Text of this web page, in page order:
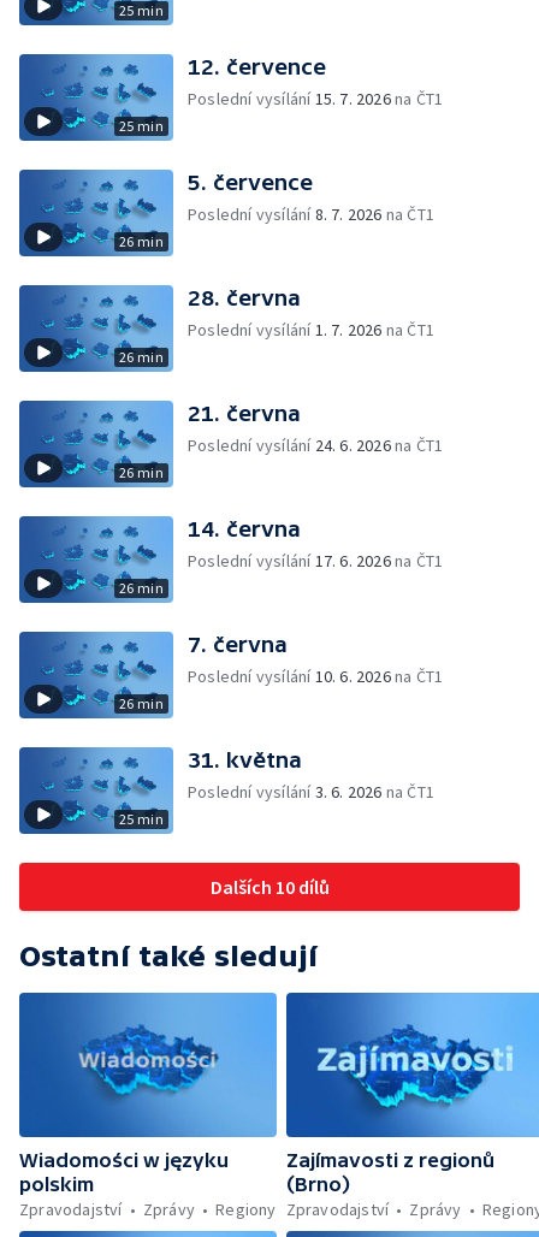
25 min
25 min
12. července
Poslední vysílání15. 7. 2026na ČT1
26 min
5. července
Poslední vysílání8. 7. 2026 na ČT1
26 min
28. června
Poslední vysílání1. 7. 2026 na ČT1
26 min
21. června
Poslední vysílání 24. 6. 2026na ČT1
26 min
14. června
Poslední vysílání17. 6. 2026na ČT1
26 min
7. června
Poslední vysílání10. 6. 2026na ČT1
25 min
31. května
Poslední vysílání3. 6. 2026 na ČT1
Dalších 10 dílů
Ostatní také sledují
Wiadomości w języku
polskim
Zpravodajství
Zprávy Regiony
Zajímavosti z regionů
(Brno)
Zpravodajství
Zprávy